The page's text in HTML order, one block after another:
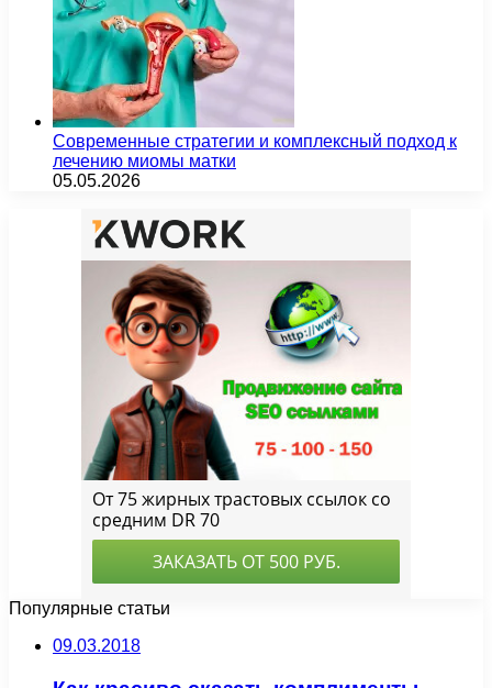
Современные стратегии и комплексный подход к
лечению миомы матки
05.05.2026
Популярные статьи
09.03.2018